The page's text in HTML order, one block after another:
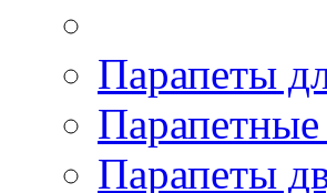
Парапеты
Парапеты